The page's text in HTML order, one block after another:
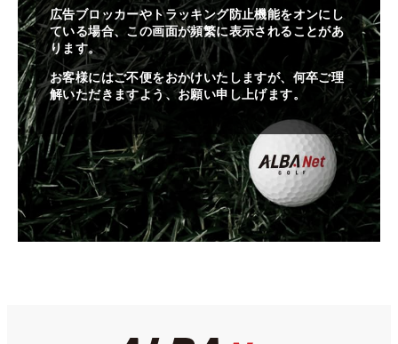
広告ブロッカーやトラッキング防止機能をオンにし
ている場合、この画面が頻繁に表示されることがあ
ります。
お客様にはご不便をおかけいたしますが、何卒ご理
解いただきますよう、お願い申し上げます。